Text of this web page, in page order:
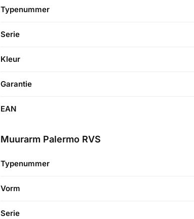
Typenummer
Serie
Kleur
Garantie
EAN
Muurarm Palermo RVS
Typenummer
Vorm
Serie